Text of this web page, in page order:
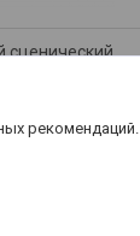
сценический
рекомендаций.